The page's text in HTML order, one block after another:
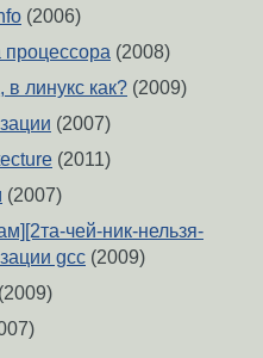
(2006)
процессора (2008)
в линукс как? (2009)
(2007)
(2011)
(2007)
чей-ник-нельзя-
gcc (2009)
(2009)